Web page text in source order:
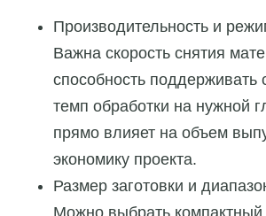
Производительность и
Важна скорость снятия
способность поддерживать
темп обработки на нужной
прямо влияет на объем
экономику проекта.
Размер заготовки и